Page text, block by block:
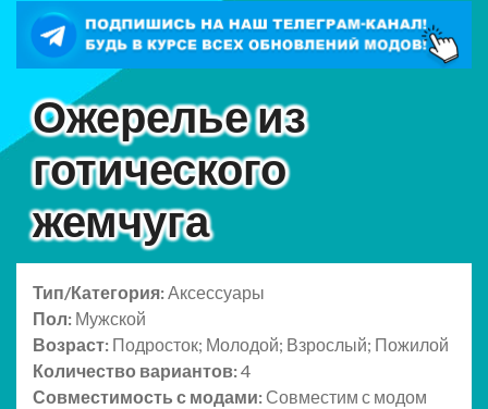
Ожерелье из
готического
жемчуга
Тип/Категория:Аксессуары
Пол: Мужской
Возраст: Подросток; Молодой; Взрослый; Пожилой
Количество вариантов:4
Совместимость с модами: Совместим с модом